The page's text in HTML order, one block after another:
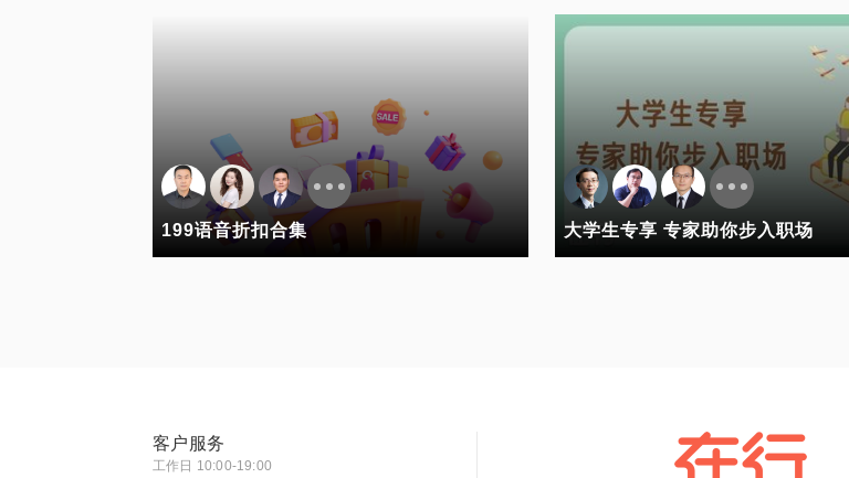
199语音折扣合集 大学生专享 专家助你步入职场
客户服务
工作日 10:00-19:00